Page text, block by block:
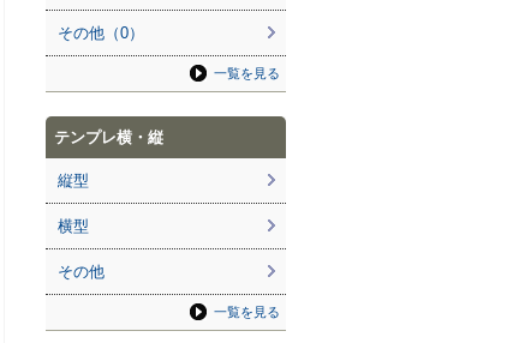
その他（0）
一覧を見る
テンプレ横・縦
縦型
横型
その他
一覧を見る